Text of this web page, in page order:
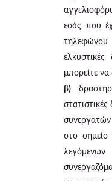
εσάς που
μπορείτε
β)
στο